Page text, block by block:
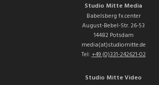
Studio Mitte Media
Babelsberg fx.center
August-Bebel-Str. 26-53
14482 Potsdam
media(at)studiomitte.de
Tel:+49 (0)331-242621-02
Studio Mitte Video